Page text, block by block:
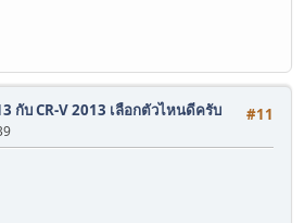
#11
กับ CR-V 2013 เลือกตัวไหนดีครับ